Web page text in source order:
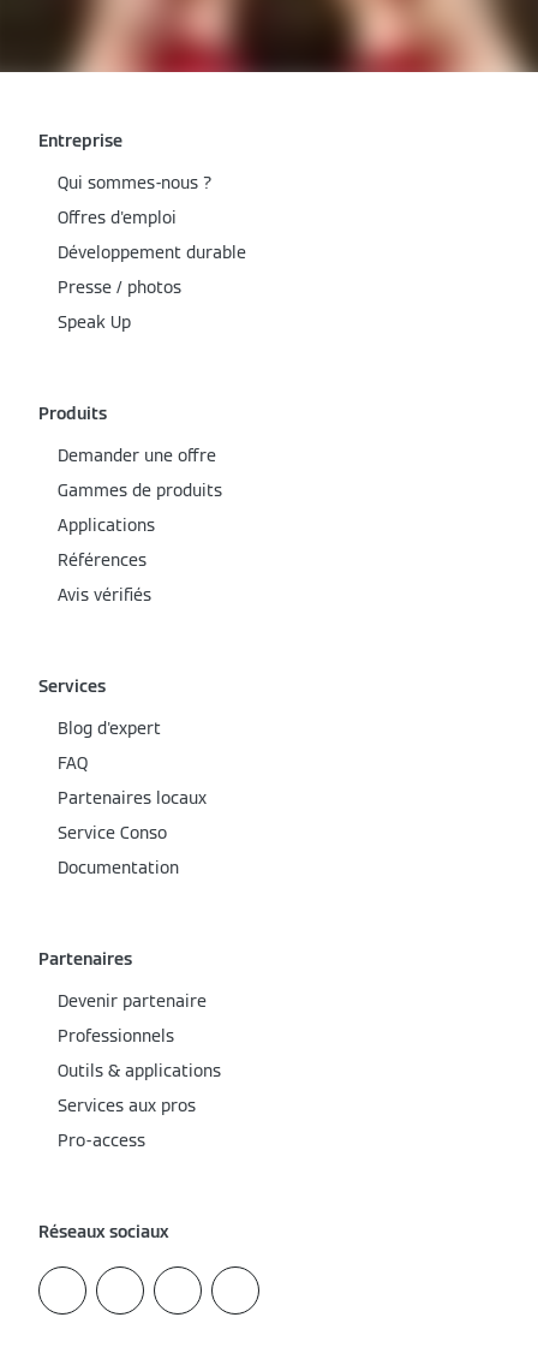
Entreprise
Qui sommes-nous ?
Offres d'emploi
Développement durable
Presse / photos
Speak Up
Produits
Demander une offre
Gammes de produits
Applications
Références
Avis vérifiés
Services
Blog d'expert
FAQ
Partenaires locaux
Service Conso
Documentation
Partenaires
Devenir partenaire
Professionnels
Outils & applications
Services aux pros
Pro-access
Réseaux sociaux